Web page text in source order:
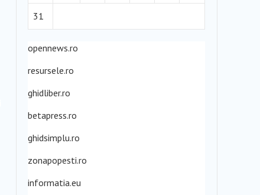
31
opennews.ro
resursele.ro
ghidliber.ro
betapress.ro
ghidsimplu.ro
zonapopesti.ro
informatia.eu